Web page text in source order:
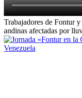
Trabajadores de Fontur
andinas afectadas por